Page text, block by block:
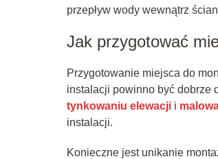
przepływ wody wewnątrz
Jak przygotować
Przygotowanie miejsca do
instalacji powinno być dobrze
tynkowaniu elewacji i
instalacji.
Konieczne jest unikanie